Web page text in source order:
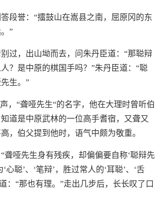
段誉：“擂鼓山在嵩县之南，屈原冈的东
”
过，出山坳而去，问朱丹臣道：“那聪辩
？是中原的棋国手吗？”朱丹臣道：“聪
生。”
，“聋哑先生“的名字，他在大理时曾听伯
道是中原武林的一位高手耆宿，又聋又
，伯父提到他时，语气中颇为敬重。
聋哑先生身有残疾，却偏偏要自称‘聪辩先
心聪’、‘笔辩’，胜过常人的‘耳聪’、‘舌
：“那也有理。”走出几步后，长长叹了口